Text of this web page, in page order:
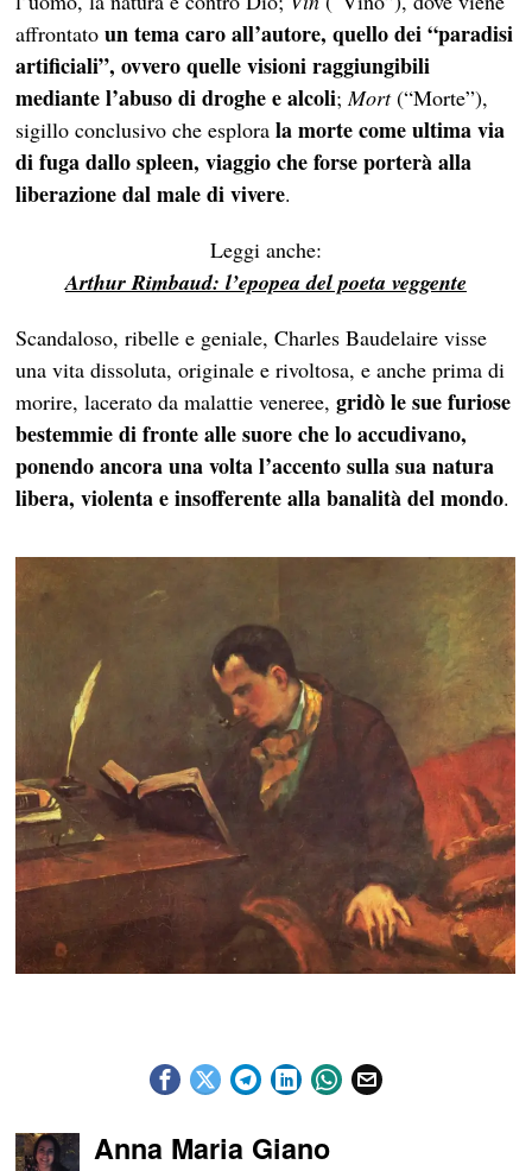
affrontatoun tema caro all’autore, quello dei “paradisi
artificiali”, ovvero quelle visioni raggiungibili
mediante l’abuso di droghe e alcoli; Mort(“Morte”),
sigillo conclusivo che esplorala morte come ultima via
di fuga dallo spleen, viaggio che forse porterà alla
liberazione dal male di vivere.
Leggi anche:
Arthur Rimbaud: l’epopea del poeta veggente
Scandaloso, ribelle e geniale, Charles Baudelaire visse
una vita dissoluta, originale e rivoltosa, e anche prima di
morire, lacerato da malattie veneree, gridò le sue furiose
bestemmie di fronte alle suore che lo accudivano,
ponendo ancora una volta l’accento sulla sua natura
libera, violenta e insofferente alla banalità del mondo.
Anna Maria Giano